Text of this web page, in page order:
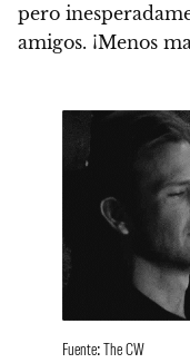
pero
amigos. ¡Menos
Fuente: The CW